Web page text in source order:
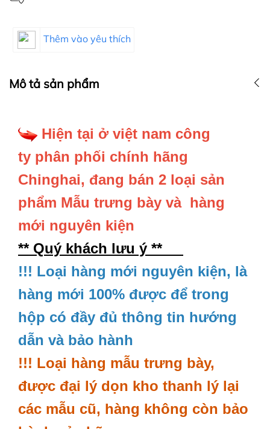
Thêm vào yêu thích
Mô tả sản phẩm
Hiện tại ở việt nam công
ty phân phối chính hãng
Chinghai, đang bán 2 loại sản
phẩm Mẫu trưng bày và hàng
mới nguyên kiện
** Quý khách lưu ý **
!!! Loại hàng mới nguyên kiện, là
hàng mới 100% được để trong
hộp có đầy đủ thông tin hướng
dẫn và bảo hành
!!! Loại hàng mẫu trưng bày,
được đại lý dọn kho thanh lý lại
các mẫu cũ, hàng không còn bảo